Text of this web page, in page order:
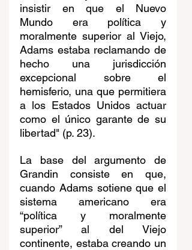
insistir en que el Nuevo
Mundo era política y
moralmente superior al Viejo,
Adams estaba reclamando de
hecho una jurisdicción
excepcional sobre el
hemisferio, una que permitiera
a los Estados Unidos actuar
como el único garante de su
libertad" (p. 23).
La base del argumento de
Grandin consiste en que,
cuando Adams sotiene que el
sistema americano era
“política y moralmente
superior” al del Viejo
continente, estaba creando un